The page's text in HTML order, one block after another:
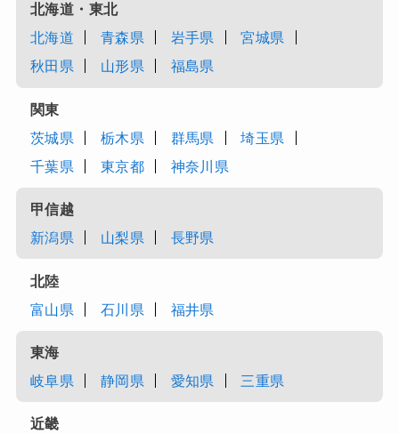
北海道・東北
北海道
青森県 岩手県
宮城県
秋田県
山形県 福島県
関東
茨城県
栃木県 群馬県
埼玉県
千葉県
東京都 神奈川県
甲信越
新潟県
山梨県 長野県
北陸
富山県
石川県 福井県
東海
岐阜県
静岡県 愛知県 三重県
近畿